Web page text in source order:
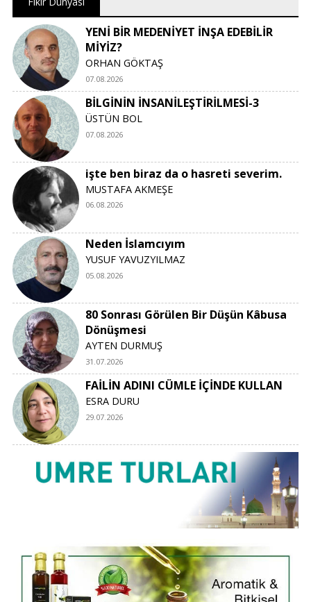
YENİ BİR MEDENİYET İNŞA EDEBİLİR
MİYİZ?
ORHAN GÖKTAŞ
07.08.2026
BİLGİNİN İNSANİLEŞTİRİLMESİ-3
ÜSTÜN BOL
07.08.2026
işte ben biraz da o hasreti severim.
MUSTAFA AKMEŞE
06.08.2026
Neden İslamcıyım
YUSUF YAVUZYILMAZ
05.08.2026
80 Sonrası Görülen Bir Düşün Kâbusa
Dönüşmesi
AYTEN DURMUŞ
31.07.2026
FAİLİN ADINI CÜMLE İÇİNDE KULLAN
ESRA DURU
29.07.2026